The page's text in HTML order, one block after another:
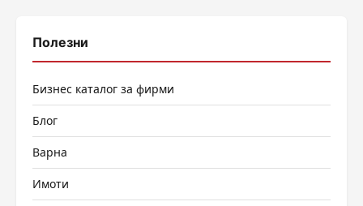
Полезни
Бизнес каталог за фирми
Блог
Варна
Имоти